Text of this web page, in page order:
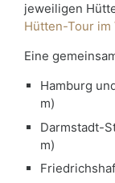
jeweiligen
Hütten-Tour im
Eine
Hamburg
m)
Darmstadt-
m)